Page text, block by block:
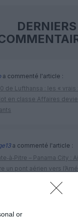
or
DERNIERS
a commenté l'article :
de Lufthansa : les « vrais
en classe Affaires
a commenté l'article :
– Panama City :
un pont aérien vers
a commenté l'article :